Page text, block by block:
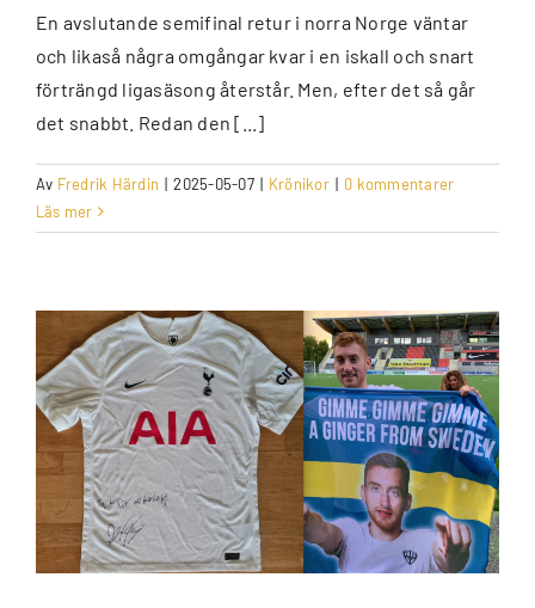
En avslutande semifinal retur i norra Norge väntar
och likaså några omgångar kvar i en iskall och snart
förträngd ligasäsong återstår. Men, efter det så går
det snabbt. Redan den [...]
Av Fredrik Härdin | 2025-05-07 | Krönikor | 0 kommentarer
Läs mer